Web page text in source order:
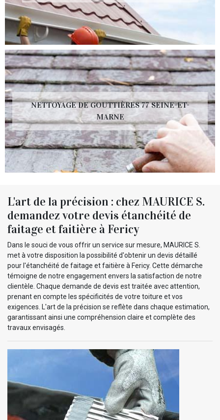
NETTOYAGE DE GOUTTIÈRES 77 SEINE-ET-
MARNE
L'art de la précision : chez MAURICE S.
demandez votre devis étanchéité de
faitage et faitière à Fericy
Dans le souci de vous offrir un service sur mesure, MAURICE S.
met à votre disposition la possibilité d'obtenir un devis détaillé
pour l'étanchéité de faitage et faitière à Fericy. Cette démarche
témoigne de notre engagement envers la satisfaction de notre
clientèle. Chaque demande de devis est traitée avec attention,
prenant en compte les spécificités de votre toiture et vos
exigences. L'art de la précision se reflète dans chaque estimation,
garantissant ainsi une compréhension claire et complète des
travaux envisagés.